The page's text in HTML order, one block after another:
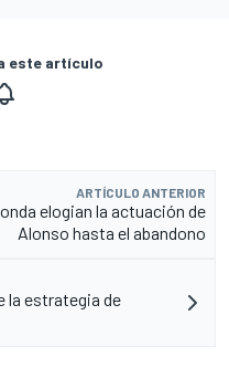
este artículo
ARTÍCULO ANTERIOR
elogian la actuación de
Alonso hasta el abandono
la estrategia de